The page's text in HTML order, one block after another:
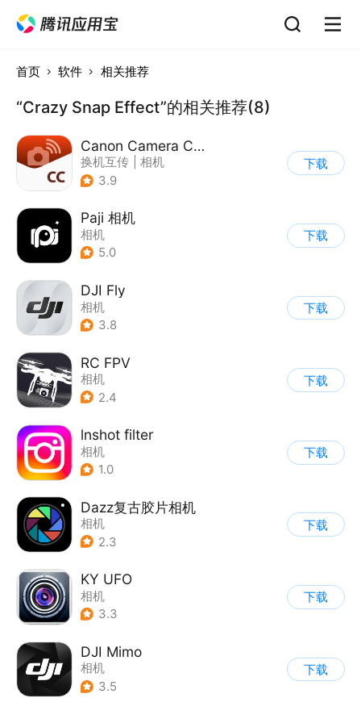
首页 软件 相关推荐
“Crazy Snap Effect”的相关推荐(8)
Canon Camera Connect
换机互传
相机
3.9
下载
Paji 相机
相机
5.0
下载
DJI Fly
相机
3.8
下载
RC FPV
相机
2.4
下载
lnshot filter
相机
1.0
下载
Dazz复古胶片相机
相机
2.3
下载
KY UFO
相机
3.3
下载
DJI Mimo
相机
3.5
下载